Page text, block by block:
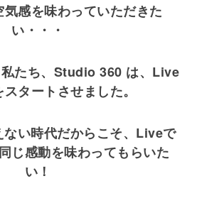
感を味わっていただきた
い・・・
たち、Studio 360 は、Live
タートさせました。
ない時代だからこそ、Liveで
じ感動を味わってもらいた
い！